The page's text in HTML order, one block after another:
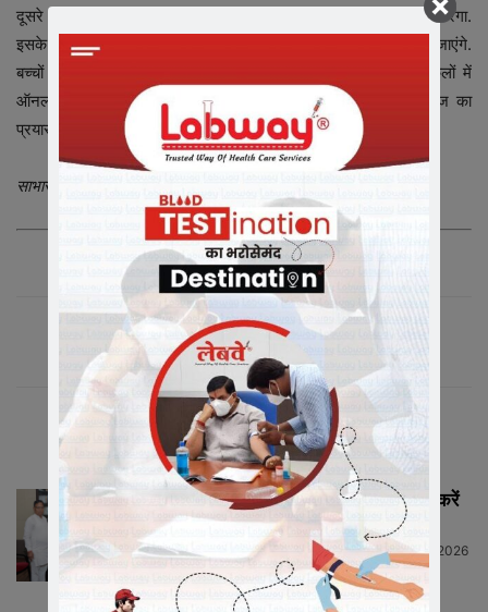
दूसरे बोर्ड के जारी दिशा निर्देशों का आकलन करके एक गाइडलाइन तैयार करेगा.
इसके बाद ही सरकारी और निजी स्कूलों के लिए दिशा-निर्देश जारी किए जाएंगे.
बच्चों की पढ़ाई पर कोई प्रभाव न पड़े, इसलिए सरकारी और निजी स्कूलों में
ऑनलाइन क्लास ली जा रही है. वैसे सरकारी स्कूलों में ऑनलाइन क्लासेज का
प्रयास फिलहाल फिसड्डी ही साबित हो रहा है|
साभार – न्यूज़18
संबंधित लेख
मीडिया में संगठन को सशक्त रूप से प्रस्तुत करें
मीडिया प्रभारी...
HIGHLIGHTS Neeraj Barmecha - July 13, 2026